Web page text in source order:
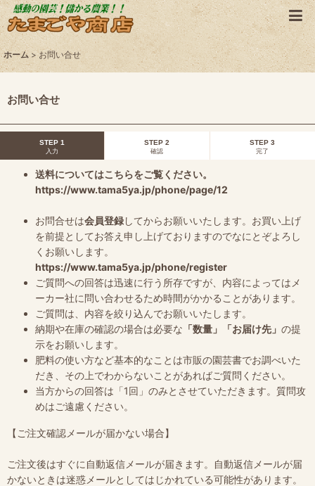
ホーム > お問い合せ
お問い合せ
STEP 1
入力
STEP 2
確認
STEP 3
完了
送料についてはこちらをご覧ください。
https://www.tama5ya.jp/phone/page/12
お問合せは会員登録してからお願いいたします。お買い上げ
を前提としてお答え申し上げておりますのでなにとぞよろし
くお願いします。
https://www.tama5ya.jp/phone/register
ご質問への回答は迅速に行う所存ですが、内容によってはメ
ーカー社に問い合わせるため時間がかかることがあります。
ご質問は、内容を絞り込んでお願いいたします。
納期や在庫の確認の場合は必要な 「数量」「お届け先」 の提
示をお願いします。
肥料の使い方など基本的なことは市販の園芸書でお調べいた
だき、その上でわからないことがあればご質問ください。
当方からの回答は「1回」のみとさせていただきます。質問攻
めはご遠慮ください。
【ご注文確認メールが届かない場合】
ご注文後はすぐに自動返信メールが届きます。自動返信メールが届
かないときは迷惑メールとしてはじかれている可能性があります。